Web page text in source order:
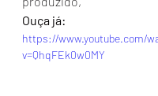
Ouça já:
https://www.youtube.com/
v=QhqFEk0w0MY